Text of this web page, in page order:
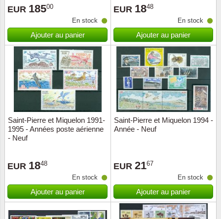
EUR 18500
En stock
Ajouter au panier
EUR 1848
En stock
Ajouter au panier
Saint-Pierre et Miquelon 1991-
1995 - Années poste aérienne
- Neuf
EUR 1848
En stock
Ajouter au panier
Saint-Pierre et Miquelon 1994 -
Année - Neuf
EUR 2167
En stock
Ajouter au panier
Turquie
Vatican